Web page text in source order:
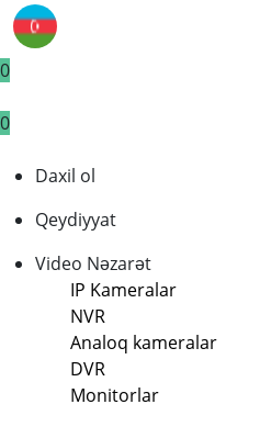
0
0
Daxil ol
Qeydiyyat
Video Nəzarət
IP Kameralar
NVR
Analoq kameralar
DVR
Monitorlar